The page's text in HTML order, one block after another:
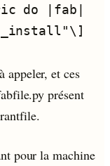
do |fab|
appeler, et ces
présent
pour la machine